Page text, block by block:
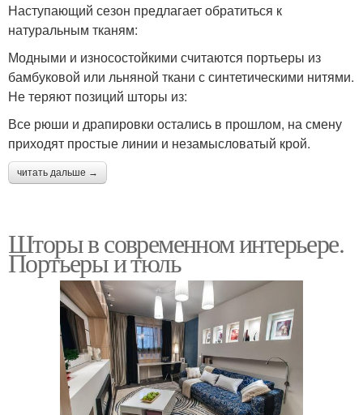
Наступающий сезон предлагает обратиться к
натуральным тканям:
Модными и износостойкими считаются портьеры из
бамбуковой или льняной ткани с синтетическими нитями.
Не теряют позиций шторы из:
Все рюши и драпировки остались в прошлом, на смену
приходят простые линии и незамысловатый крой.
читать дальше →
Шторы в современном интерьере.
Портьеры и тюль